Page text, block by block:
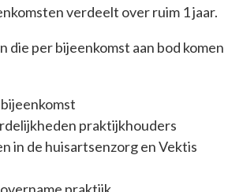
verdeelt over ruim 1 jaar.
die per bijeenkomst aan bod komen
praktijkhouders
in de huisartsenzorg en Vektis